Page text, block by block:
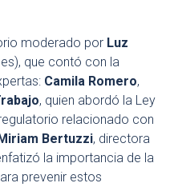
moderado por Luz
que contó con la
Camila Romero,
, quien abordó la Ley
relacionado con
Bertuzzi, directora
la importancia de la
prevenir estos